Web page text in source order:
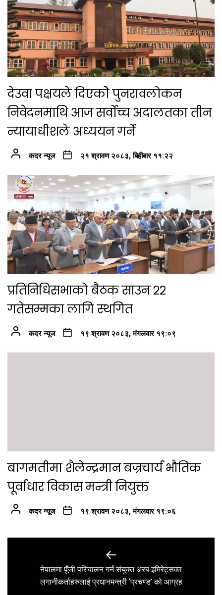
देउवा पक्षयले दिएकोे पुनरावलोकन
निवेदनमाथि आज सर्वोच्च अदालतका तीन
न्यायाधीशले अध्ययन गर्ने
कदर न्यूज २१ श्रावण २०८३, बिहीबार ११:२२
प्रतिनिधिसभाको बैठक साउन २२
गतेसम्मका लागि स्थगित
कदर न्यूज १९ श्रावण २०८३, मंगलवार १९:०९
बागमतीमा शैलेन्द्रमान बज्रचार्य भौतिक
पूर्वाधार विकास मन्त्री नियुक्त
कदर न्यूज १९ श्रावण २०८३, मंगलवार १९:०६
navigation
Previous
post:
नेपालमा पूँजी परिचालन गर्न संयुक्त अरब इमिरेट्सका
लगानीकर्ताहरुलाई प्रधानमन्त्री ‘प्रचण्ड’ को आग्रह